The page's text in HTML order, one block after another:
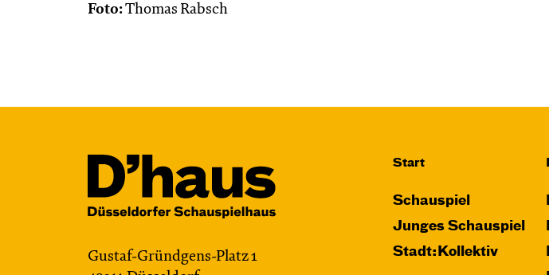
Foto:Thomas Rabsch
Gustaf-Gründgens-Platz 1
Start
Schauspiel
Junges Schauspiel
Stadt:Kollektiv